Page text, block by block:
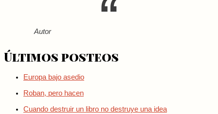
Autor
Últimos posteos
Europa bajo asedio
Roban, pero hacen
Cuando destruir un libro no destruye una idea